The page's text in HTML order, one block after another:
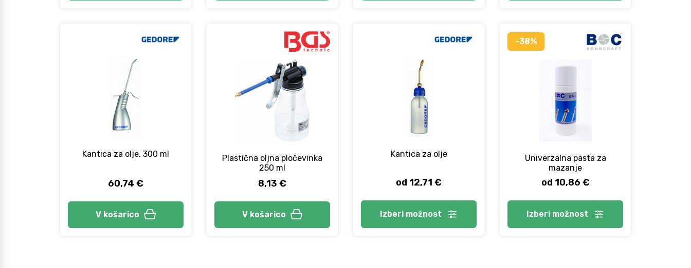
Kantica za olje, 300 ml
60,74 €
V košarico
Plastična oljna pločevinka
250 ml
8,13 €
V košarico
Kantica za olje
od 12,71 €
Izberi možnost
-38%
Univerzalna pasta za
mazanje
od 10,86 €
Izberi možnost